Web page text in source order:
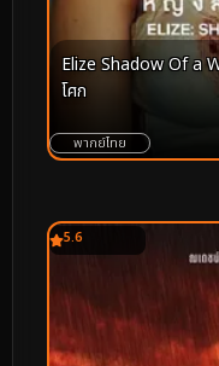
Elize Shadow Of a
โศก
พากย์ไทย
5.6